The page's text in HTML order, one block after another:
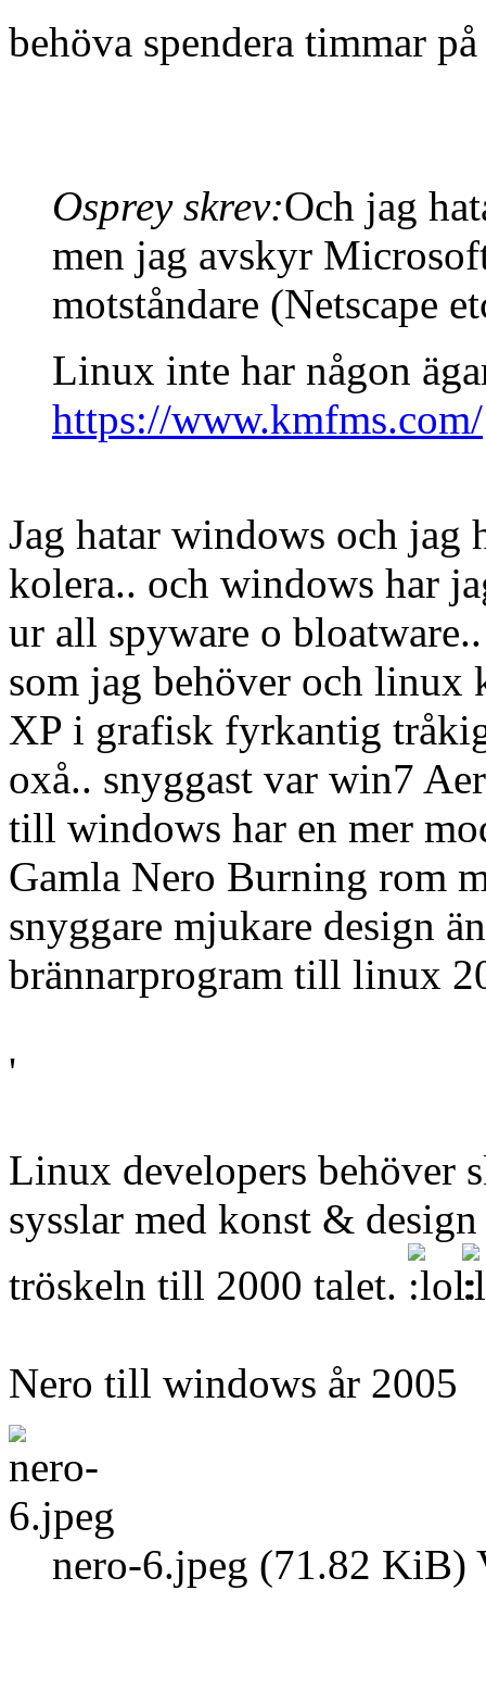
behöva spendera timmar
Osprey skrev:Och jag
men jag avskyr
motståndare (Netscape
Linux inte har någon
https://www.kmfms.com/
Jag hatar windows och jag
kolera.. och windows har
ur all spyware o
som jag behöver och linux
XP i grafisk fyrkantig
oxå.. snyggast var win7
till windows har en mer
Gamla Nero Burning rom
snyggare mjukare design
brännarprogram till linux
'
Linux developers behöver
sysslar med konst &
tröskeln till 2000 talet.
Nero till windows år 2005
nero-6.jpeg (71.82 KiB)